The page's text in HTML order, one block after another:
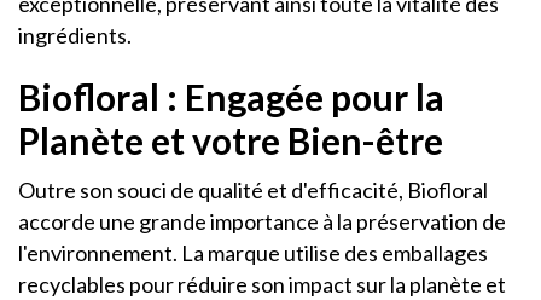
ingrédients.
Biofloral : Engagée pour la
Planète et votre Bien-être
Outre son souci de qualité et d'efficacité, Biofloral
accorde une grande importance à la préservation de
l'environnement. La marque utilise des emballages
recyclables pour réduire son impact sur la planète et